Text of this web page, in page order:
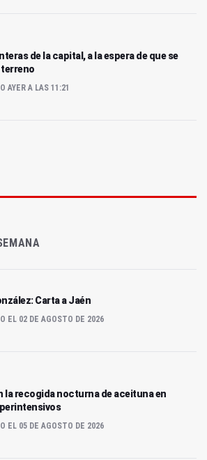
de la capital, a la espera de que se
AYER A LAS 11:21
Carta a Jaén
EL 02 DE AGOSTO DE 2026
la recogida nocturna de aceituna en
EL 05 DE AGOSTO DE 2026